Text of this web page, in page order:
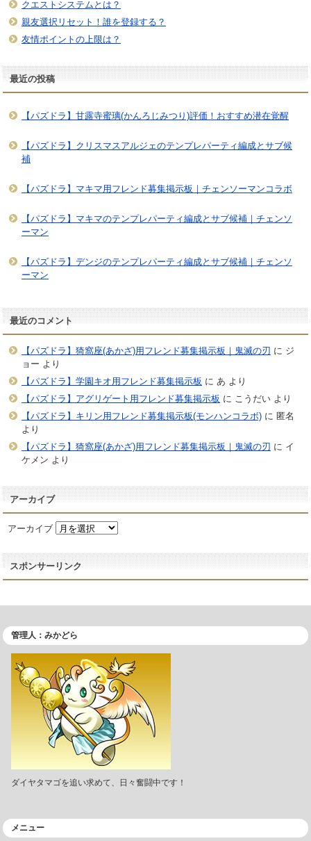
クエストシステムとは？
親友選択リセット！誰を登録する？
友情ポイントの上限は？
最近の投稿
【パズドラ】甘露寺蜜璃(かんろじみつり)評価！おすすめ潜在覚醒
【パズドラ】クリスマスアルジェのテンプレパーティ編成とサブ候
補
【パズドラ】マキマ用フレンド募集掲示板｜チェンソーマンコラボ
【パズドラ】マキマのテンプレパーティ編成とサブ候補｜チェンソ
ーマン
【パズドラ】デンジのテンプレパーティ編成とサブ候補｜チェンソ
ーマン
最近のコメント
【パズドラ】猗窩座(あかざ)用フレンド募集掲示板｜鬼滅の刃 に ジ
ョー より
【パズドラ】学園キオ用フレンド募集掲示板 に あ より
【パズドラ】アグリゲート用フレンド募集掲示板 に こうだいより
【パズドラ】キリン用フレンド募集掲示板(モンハンコラボ)に 匿名
より
【パズドラ】猗窩座(あかざ)用フレンド募集掲示板｜鬼滅の刃 に イ
ケメン より
アーカイブ
アーカイブ
スポンサーリンク
管理人：みかどら
ダイヤタマゴを追い求めて、日々奮闘中です！
メニュー